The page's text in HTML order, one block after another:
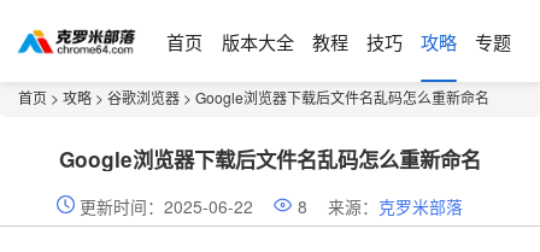
首页 版本大全 教程 技巧 攻略 专题
首页 > 攻略 > 谷歌浏览器 > Google浏览器下载后文件名乱码怎么重新命名
Google浏览器下载后文件名乱码怎么重新命名
更新时间：2025-06-22 8 来源： 克罗米部落